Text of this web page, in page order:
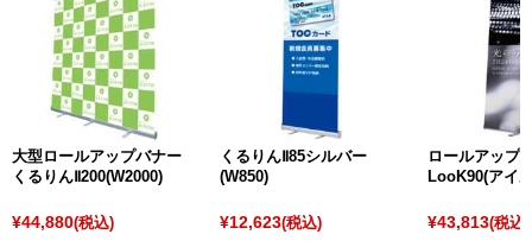
大型ロールアップバナー
くるりんⅡ200(W2000)
¥44,880(税込)
くるりんⅡ85シルバー
(W850)
¥12,623(税込)
ロールアップ
LooK90(アイ
¥43,813(税込)